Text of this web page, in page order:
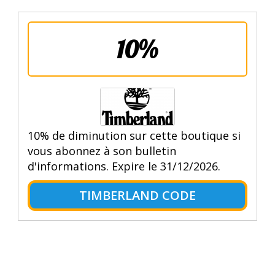
10%
10% de diminution sur cette boutique si
vous abonnez à son bulletin
d'informations. Expire le 31/12/2026.
TIMBERLAND CODE